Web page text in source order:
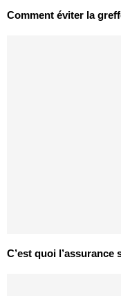
Comment éviter la
C’est quoi l’assurance